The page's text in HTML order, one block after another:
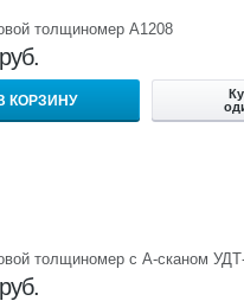
толщиномер А1208
руб.
КОРЗИНУ
толщиномер с А-сканом
руб.